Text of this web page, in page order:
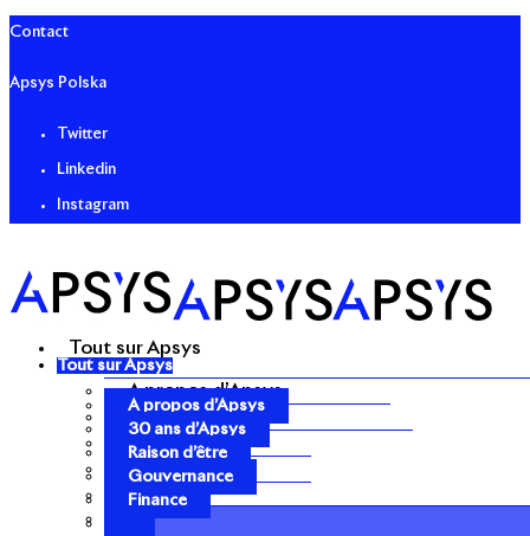
Contact
Apsys Polska
Twitter
Linkedin
Instagram
Tout sur Apsys
A propos d’Apsys
30 ans d’Apsys
Raison d’être
Gouvernance
Finance
Tout sur Apsys
A propos d’Apsys
30 ans d’Apsys
Raison d’être
Gouvernance
Finance